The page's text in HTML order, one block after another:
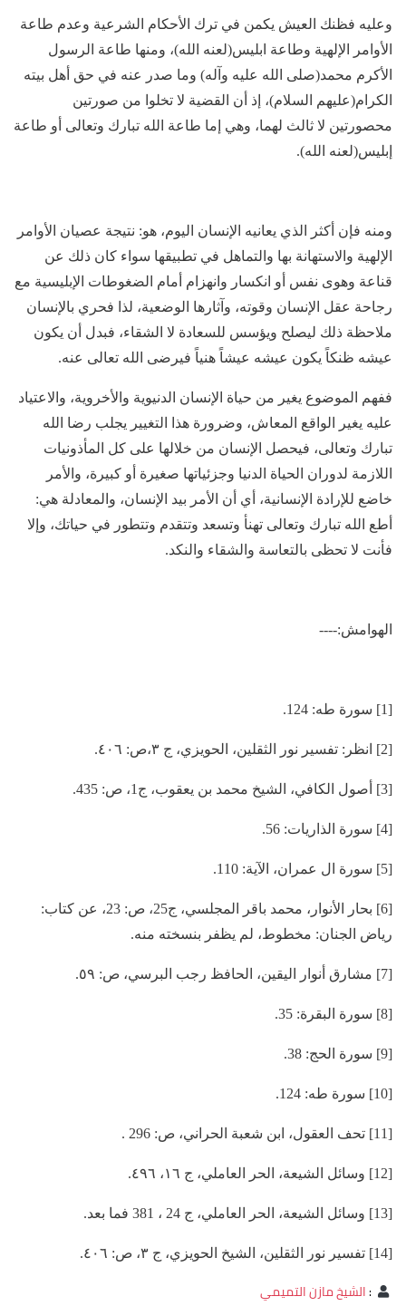
وعليه فظنك العيش يكمن في ترك الأحكام الشرعية وعدم طاعة
الأوامر الإلهية وطاعة ابليس(لعنه الله)، ومنها طاعة الرسول
الأكرم محمد(صلى الله عليه وآله) وما صدر عنه في حق أهل بيته
الكرام(عليهم السلام)، إذ أن القضية لا تخلوا من صورتين
محصورتين لا ثالث لهما، وهي إما طاعة الله تبارك وتعالى أو طاعة
إبليس(لعنه الله).
ومنه فإن أكثر الذي يعانيه الإنسان اليوم، هو: نتيجة عصيان الأوامر
الإلهية والاستهانة بها والتماهل في تطبيقها سواء كان ذلك عن
قناعة وهوى نفس أو انكسار وانهزام أمام الضغوطات الإبليسية مع
رجاحة عقل الإنسان وقوته، وآثارها الوضعية، لذا فحري بالإنسان
ملاحظة ذلك ليصلح ويؤسس للسعادة لا الشقاء، فبدل أن يكون
عيشه ظنكاً يكون عيشه عيشاً هنياً فيرضى الله تعالى عنه.
ففهم الموضوع يغير من حياة الإنسان الدنيوية والأخروية، والاعتياد
عليه يغير الواقع المعاش، وضرورة هذا التغيير يجلب رضا الله
تبارك وتعالى، فيحصل الإنسان من خلالها على كل المأذونيات
اللازمة لدوران الحياة الدنيا وجزئياتها صغيرة أو كبيرة، والأمر
خاضع للإرادة الإنسانية، أي أن الأمر بيد الإنسان، والمعادلة هي:
أطع الله تبارك وتعالى تهنأ وتسعد وتتقدم وتتطور في حياتك، وإلا
فأنت لا تحظى بالتعاسة والشقاء والنكد.
الهوامش:----
[1] سورة طه: 124.
[2] انظر: تفسير نور الثقلين، الحويزي، ج ٣،ص: ٤٠٦.
[3] أصول الكافي، الشيخ محمد بن يعقوب، ج1، ص: 435.
[4] سورة الذاريات: 56.
[5] سورة ال عمران، الآية: 110.
[6] بحار الأنوار، محمد باقر المجلسي، ج25، ص: 23، عن كتاب:
رياض الجنان: مخطوط، لم يظفر بنسخته منه.
[7] مشارق أنوار اليقين، الحافظ رجب البرسي، ص: ٥٩.
[8] سورة البقرة: 35.
[9] سورة الحج: 38.
[10] سورة طه: 124.
[11] تحف العقول، ابن شعبة الحراني، ص: 296 .
[12] وسائل الشيعة، الحر العاملي، ج ١٦، ٤٩٦.
[13] وسائل الشيعة، الحر العاملي، ج 24 ، 381 فما بعد.
[14] تفسير نور الثقلين، الشيخ الحويزي، ج ٣، ص: ٤٠٦.
:الشيخ مازن التميمي